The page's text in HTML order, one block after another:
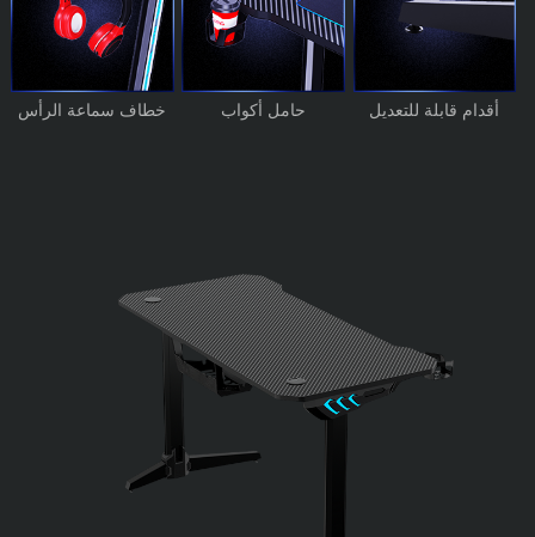
خطاف سماعة الرأس حامل أكواب أقدام قابلة للتعديل